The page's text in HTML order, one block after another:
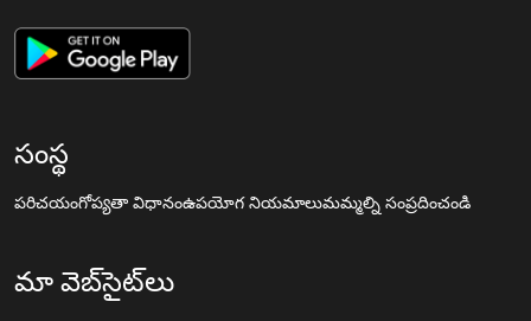
సంస్థ
పరిచయంగోప్యతా విధానంఉపయోగ నియమాలుమమ్మల్ని సంప్రదించండి
మా వెబ్‌సైట్‌లు